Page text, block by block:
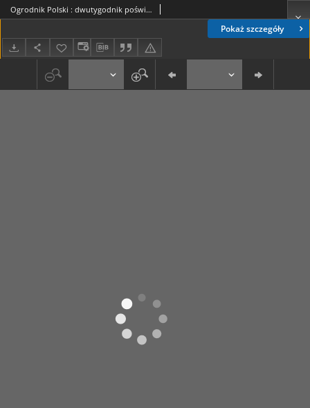
Pokaż szczegóły
Ogrodnik Polski : dwutygodnik poświęcony wszystkim gałęziom ogrodnictwa T. 8, nr 16 (1886)